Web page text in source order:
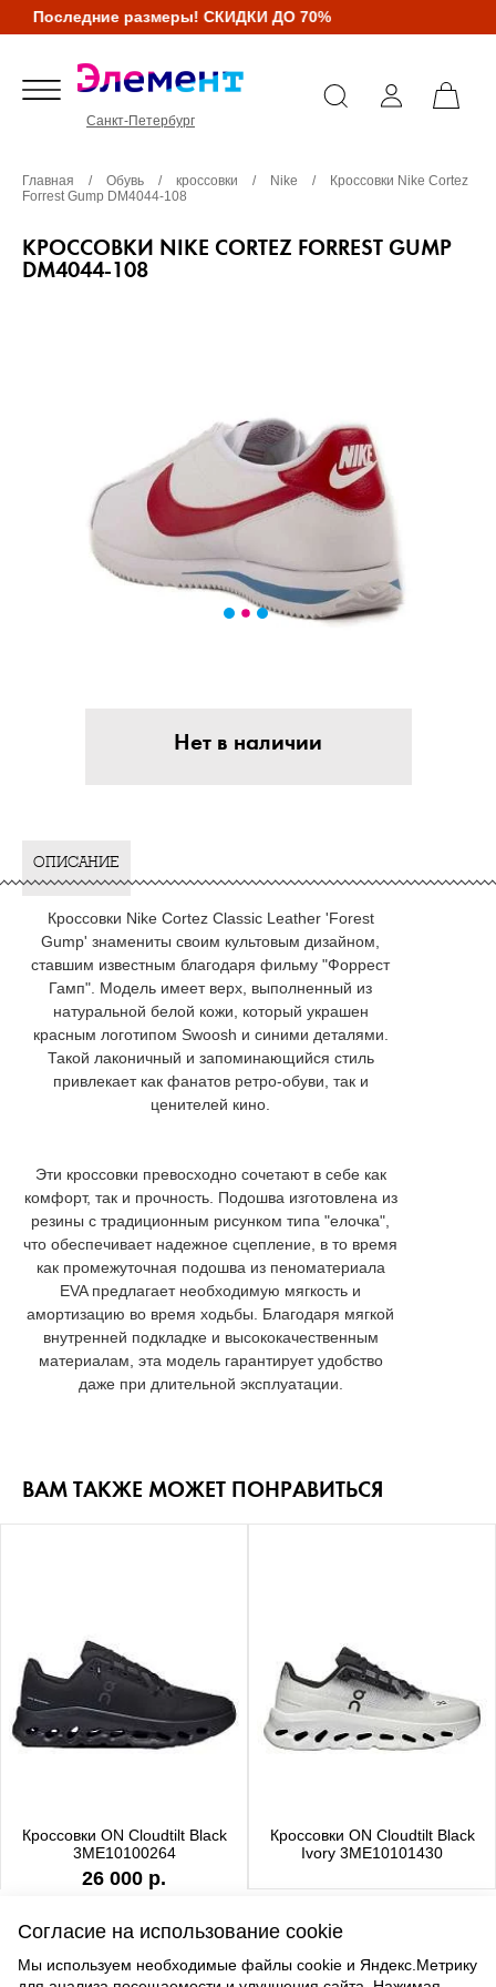
Последние размеры! СКИДКИ ДО 70%
Санкт-Петербург
Главная / Обувь / кроссовки / Nike /
Кроссовки Nike Cortez
Forrest Gump DM4044-108
КРОССОВКИ NIKE CORTEZ FORREST GUMP
DM4044-108
Нет в наличии
ОПИСАНИЕ
Кроссовки Nike Cortez Classic Leather 'Forest
Gump' знамениты своим культовым дизайном,
ставшим известным благодаря фильму "Форрест
Гамп". Модель имеет верх, выполненный из
натуральной белой кожи, который украшен
красным логотипом Swoosh и синими деталями.
Такой лаконичный и запоминающийся стиль
привлекает как фанатов ретро-обуви, так и
ценителей кино.
Эти кроссовки превосходно сочетают в себе как
комфорт, так и прочность. Подошва изготовлена из
резины с традиционным рисунком типа "елочка",
что обеспечивает надежное сцепление, в то время
как промежуточная подошва из пеноматериала
EVA предлагает необходимую мягкость и
амортизацию во время ходьбы. Благодаря мягкой
внутренней подкладке и высококачественным
материалам, эта модель гарантирует удобство
даже при длительной эксплуатации.
ВАМ ТАКЖЕ МОЖЕТ ПОНРАВИТЬСЯ
Кроссовки ON Cloudtilt Black
3ME10100264
26 000 р.
Кроссовки ON Cloudtilt Black
Ivory 3ME10101430
Согласие на использование cookie
Мы используем необходимые файлы cookie и Яндекс.Метрику